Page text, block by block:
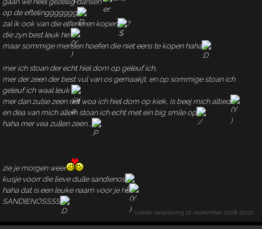
op de eftelinggggggg
zal ik ook van die elfenoren kopen
?
die zyn best leuk he
maar sommige mensen hoefen die niet eens te kopen haha
mer ich stoan der echt hiel dom op geleuf ich,
mer der zeen der best vul van os gemaakjt, en op sommige stoan ich
geleuf ich waal leuk
mer dan zulse zeen net woa ich hiel dom op kiek, is beej mich altied
en dea van mich allein stoan ich echt met ein big smile op
haha mer vea zullen zeen....
zie je morgen weer
kusje voorr die lieve dulle sandienos
haha dat is een leuke naam voor je he
SANDIENOSSSS
laatste aanpassing 22 september 2008 20:02